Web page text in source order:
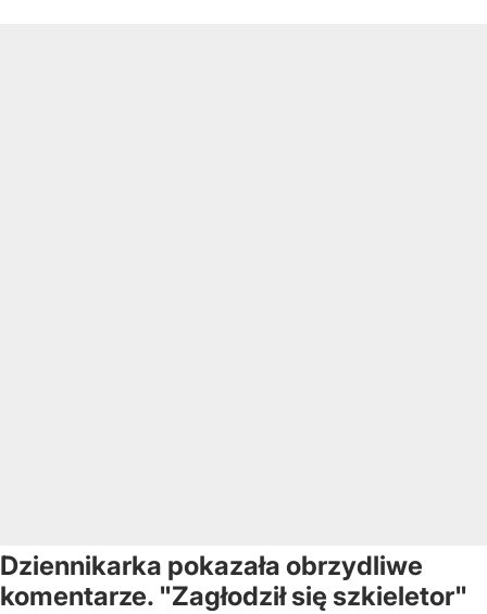
Dziennikarka pokazała obrzydliwe
komentarze. "Zagłodził się szkieletor"